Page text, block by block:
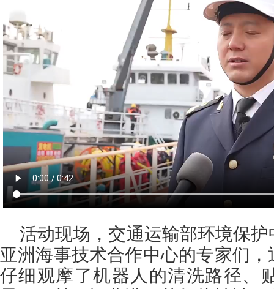
活动现场，交通运输部环境保
亚洲海事技术合作中心的专家们
仔细观摩了机器人的清洗路径、